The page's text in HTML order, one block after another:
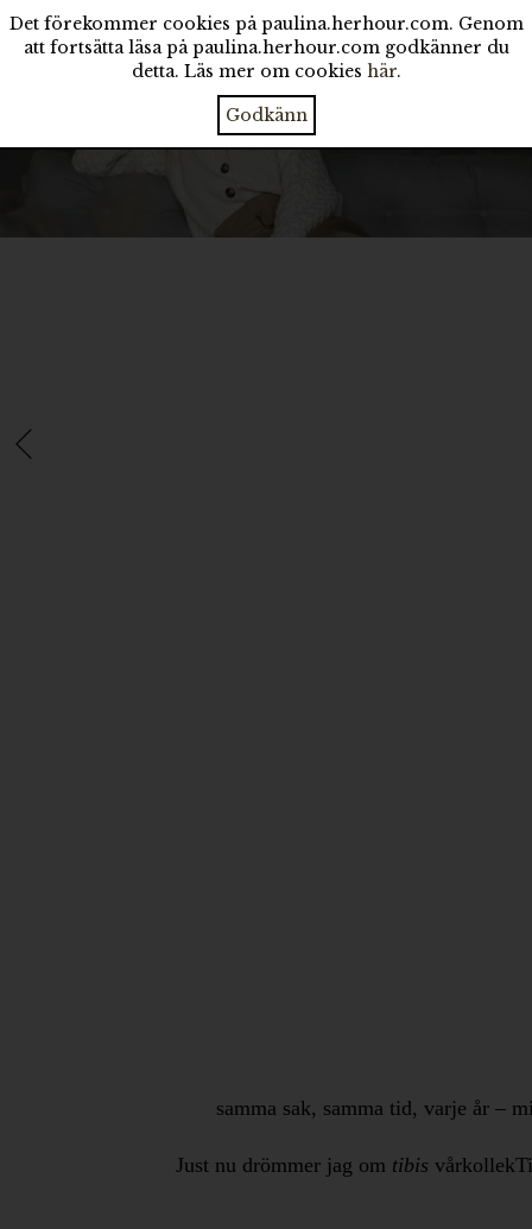
Det förekommer cookies på paulina.herhour.com. Genom
att fortsätta läsa på paulina.herhour.com godkänner du
detta. Läs mer om cookies här.
Godkänn
samma sak, samma tid, varje år –
Just nu drömmer jag om tibis